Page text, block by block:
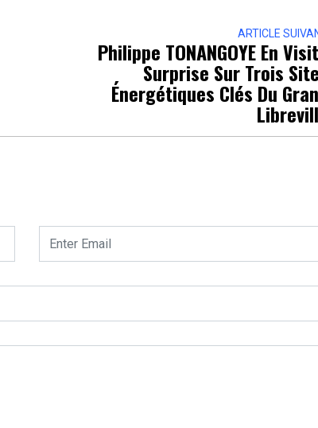
ARTICLE
Philippe TONANGOYE En
Surprise Sur Trois
Énergétiques Clés Du